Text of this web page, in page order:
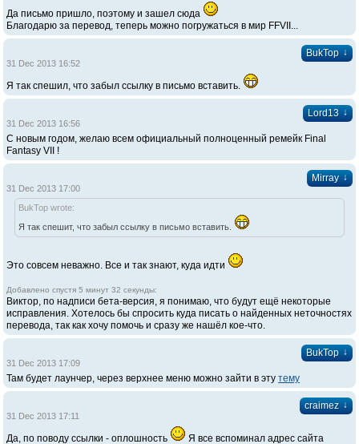
Да письмо пришло, поэтому и зашел сюда
Благодарю за перевод, теперь можно погружаться в мир FFVII...
BukTop ↓
31 Dec 2013 16:52
Я так спешил, что забыл ссылку в письмо вставить.
Lord13 ↓
31 Dec 2013 16:56
С новым годом, желаю всем официальный полноценный ремейк Final
Fantasy VII !
Mirray ↓
31 Dec 2013 17:00
BukTop wrote:
Я так спешит, что забыл ссылку в письмо вставить.
Это совсем неважно. Все и так знают, куда идти
Добавлено спустя 5 минут 32 секунды:
Виктор, по надписи бета-версия, я понимаю, что будут ещё некоторые
исправления. Хотелось бы спросить куда писать о найденных неточностях
перевода, так как хочу помочь и сразу же нашёл кое-что.
BukTop ↓
31 Dec 2013 17:09
Там будет лаунчер, через верхнее меню можно зайти в эту тему
craimez ↓
31 Dec 2013 17:11
Да, по поводу ссылки - оплошность Я все вспоминал адрес сайта